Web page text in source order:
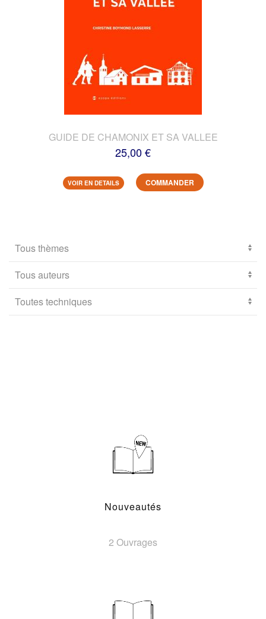
GUIDE DE CHAMONIX ET SA VALLEE
25,00 €
VOIR EN DETAILS COMMANDER
Nouveautés
2 Ouvrages